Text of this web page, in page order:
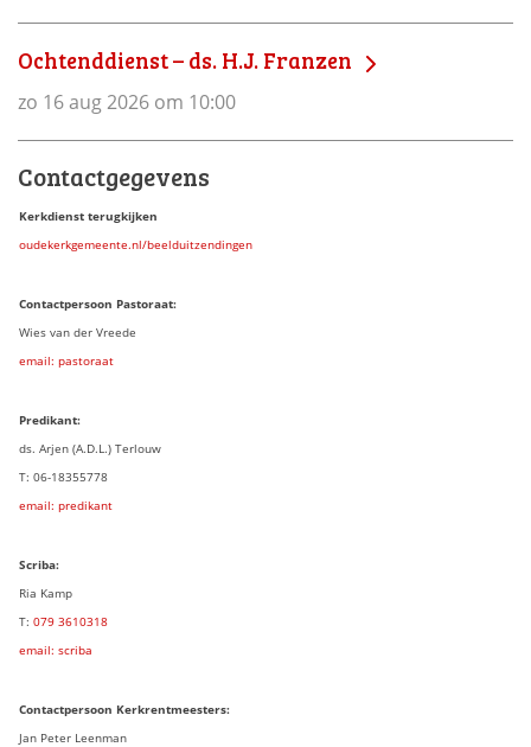
Ochtenddienst – ds. H.J. Franzen
zo 16 aug 2026 om 10:00
Contactgegevens
Kerkdienst terugkijken
oudekerkgemeente.nl/beelduitzendingen
Contactpersoon Pastoraat:
Wies van der Vreede
email: pastoraat
Predikant:
ds. Arjen (A.D.L.) Terlouw
T: 06-18355778
email: predikant
Scriba:
Ria Kamp
T: 079 3610318
email: scriba
Contactpersoon Kerkrentmeesters:
Jan Peter Leenman